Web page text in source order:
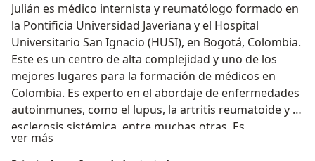
Julián es médico internista y reumatólogo formado en
la Pontificia Universidad Javeriana y el Hospital
Universitario San Ignacio (HUSI), en Bogotá, Colombia.
Este es un centro de alta complejidad y uno de los
mejores lugares para la formación de médicos en
Colombia. Es experto en el abordaje de enfermedades
autoinmunes, como el lupus, la artritis reumatoide y la
esclerosis sistémica, entre muchas otras. Es
especialista en el manejo de síntomas articulares y
ver más